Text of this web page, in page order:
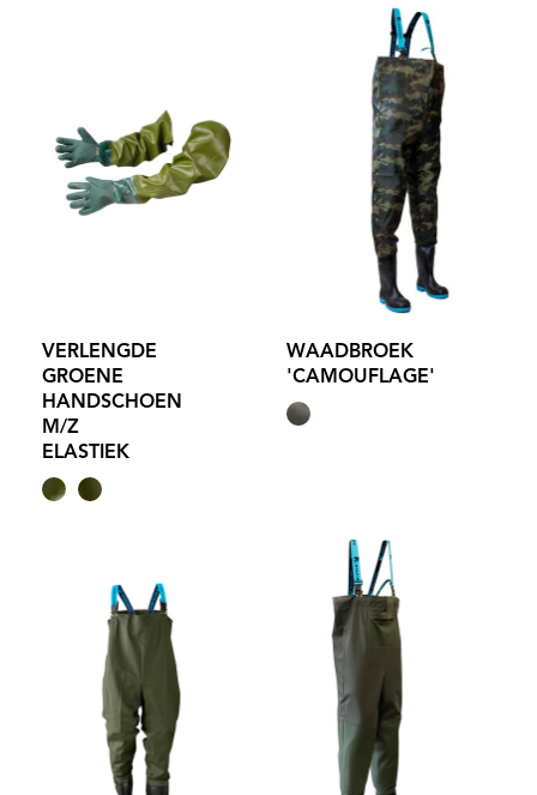
VERLENGDE
GROENE
HANDSCHOEN
M/Z
ELASTIEK
WAADBROEK
'CAMOUFLAGE'